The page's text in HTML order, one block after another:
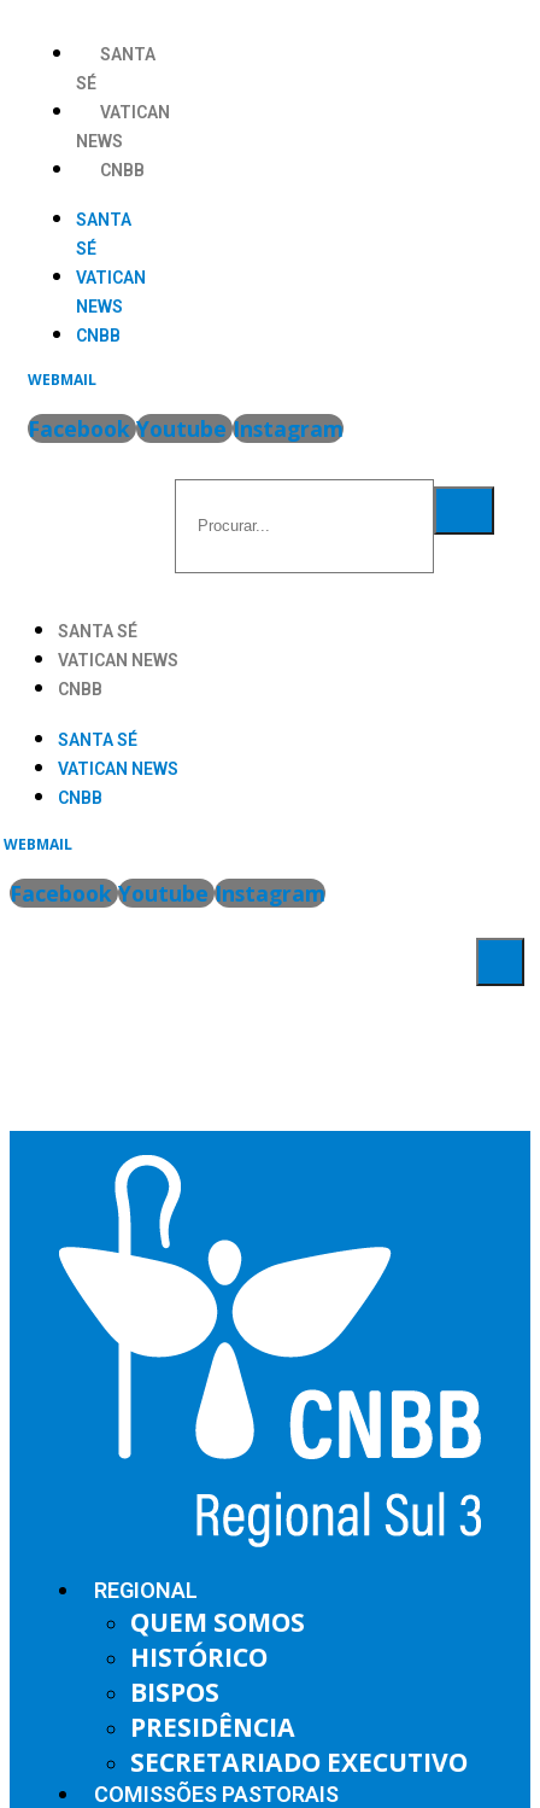
para
conteúdo
SANTA
SÉ
VATICAN
NEWS
CNBB
SANTA
SÉ
VATICAN
NEWS
CNBB
WEBMAIL
Facebook Youtube Instagram
SANTA SÉ
VATICAN NEWS
CNBB
SANTA SÉ
VATICAN NEWS
CNBB
WEBMAIL
Facebook Youtube Instagram
REGIONAL
QUEM SOMOS
HISTÓRICO
BISPOS
PRESIDÊNCIA
SECRETARIADO EXECUTIVO
COMISSÕES PASTORAIS